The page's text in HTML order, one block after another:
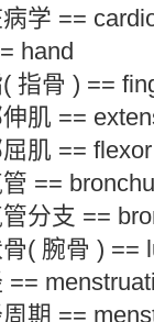
学 ==
hand
指骨 ) ==
肌 ==
肌 ==
==
分支 ==
( 腕骨 ) ==
==
期 ==